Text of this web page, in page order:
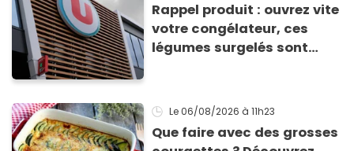
Rappel produit : ouvrez vite
votre congélateur, ces
légumes surgelés sont
Le 06/08/2026 à 11h23
Que faire avec des grosses